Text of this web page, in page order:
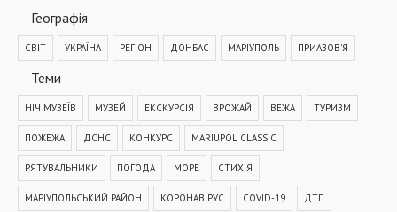
Географiя
СВІТ УКРАЇНА РЕГІОН ДОНБАС МАРІУПОЛЬ ПРИАЗОВ'Я
Теми
НІЧ МУЗЕЇВ МУЗЕЙ ЕКСКУРСІЯ ВРОЖАЙ ВЕЖА ТУРИЗМ
ПОЖЕЖА ДСНС КОНКУРС MARIUPOL CLASSIC
РЯТУВАЛЬНИКИ ПОГОДА МОРЕ СТИХІЯ
МАРІУПОЛЬСЬКИЙ РАЙОН КОРОНАВІРУС COVID-19 ДТП